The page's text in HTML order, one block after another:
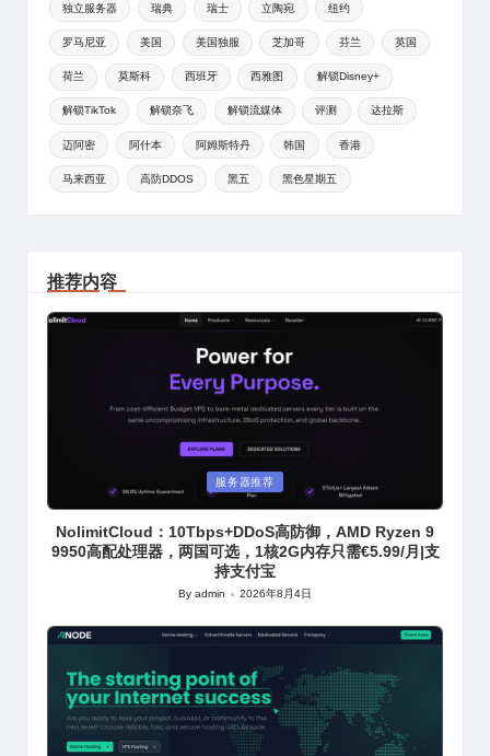
独立服务器 瑞典 瑞士 立陶宛 纽约
罗马尼亚 美国 美国独服 芝加哥 芬兰 英国
荷兰 莫斯科 西班牙 西雅图 解锁Disney+
解锁TikTok 解锁奈飞 解锁流媒体 评测 达拉斯
迈阿密 阿什本 阿姆斯特丹 韩国 香港
马来西亚 高防DDOS 黑五 黑色星期五
推荐内容
服务器推荐
NolimitCloud：10Tbps+DDoS高防御，AMD Ryzen 9
9950高配处理器，两国可选，1核2G内存只需€5.99/月|支
持支付宝
Posted
Byadmin 2026年8月4日